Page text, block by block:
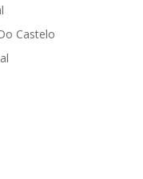
Castelo